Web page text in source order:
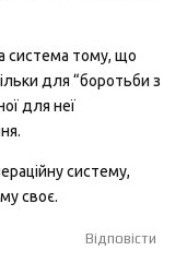
система тому, що
для “боротьби з
для неї
систему,
своє.
Відповісти